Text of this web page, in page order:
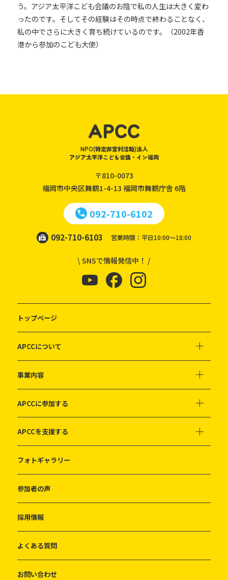
う。アジア太平洋こども会議のお陰で私の人生は大きく変わ
ったのです。そしてその経験はその時点で終わることなく、
私の中でさらに大きく育ち続けているのです。（2002年香
港から参加のこども大使）
NPO(特定非営利活動)法人
アジア太平洋こども会議・イン福岡
〒810-0073
福岡市中央区舞鶴1-4-13 福岡市舞鶴庁舎 6階
092-710-6102
092-710-6103 営業時間：平日10:00～18:00
\ SNSで情報発信中！ /
トップページ
APCCについて
事業内容
APCCに参加する
APCCを支援する
フォトギャラリー
参加者の声
採用情報
よくある質問
お問い合わせ